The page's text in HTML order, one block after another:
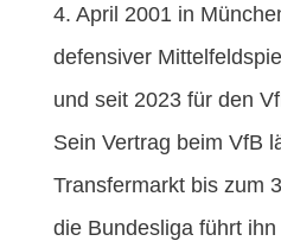
4. April 2001 in
defensiver
und seit 2023 für den
Sein Vertrag beim VfB
Transfermarkt bis zum
die Bundesliga führt